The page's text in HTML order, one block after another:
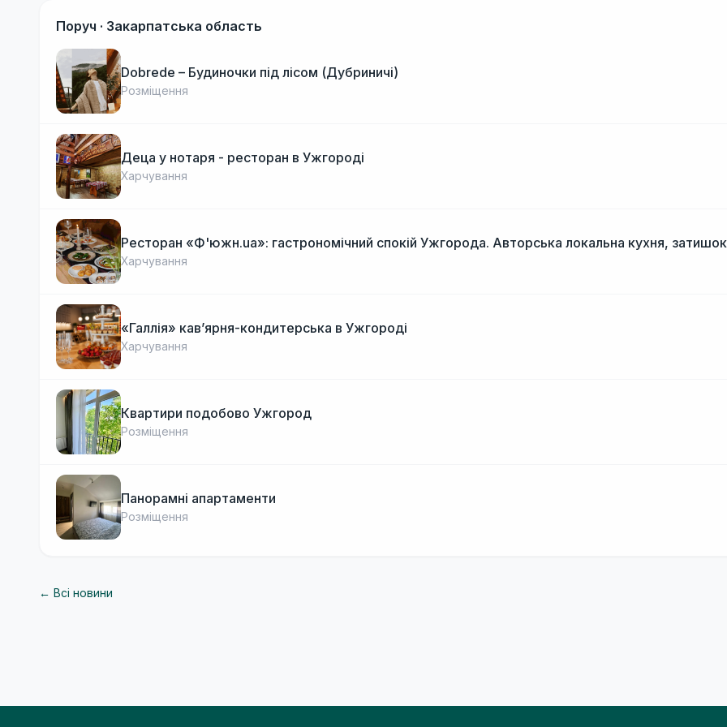
Поруч · Закарпатська область
Dobrede – Будиночки під лісом (Дубриничі)
Розміщення
Деца у нотаря - ресторан в Ужгороді
Харчування
Ресторан «Ф'южн.ua»: гастрономічний спокій Ужгорода. Авторська локальна кухня, затишок
Харчування
«Галлія» кав’ярня-кондитерська в Ужгороді
Харчування
Квартири подобово Ужгород
Розміщення
Панорамні апартаменти
Розміщення
← Всі новини